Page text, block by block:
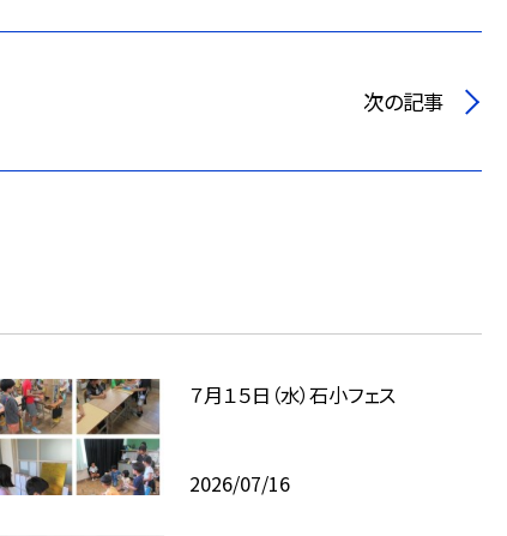
次の記事
７月１５日（水）石小フェス
2026/07/16